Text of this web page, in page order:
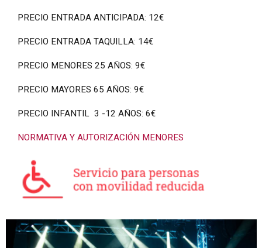
PRECIO ENTRADA ANTICIPADA: 12€
PRECIO ENTRADA TAQUILLA: 14€
PRECIO MENORES 25 AÑOS: 9€
PRECIO MAYORES 65 AÑOS: 9€
PRECIO INFANTIL 3 -12 AÑOS: 6€
NORMATIVA Y AUTORIZACIÓN MENORES